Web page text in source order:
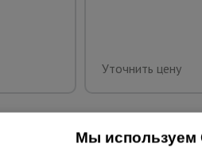
Уточнить цену
Мы используем